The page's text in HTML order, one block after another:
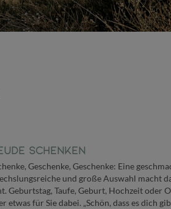
schenken
Geschenke, Geschenke: Eine
und große Auswahl macht
Geburtstag, Taufe, Geburt, Hochzeit oder
etwas für Sie dabei. „Schön, dass es dich